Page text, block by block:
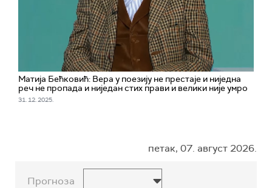
Матија Бећковић: Вера у поезију не престаје и ниједна
реч не пропада и ниједан стих прави и велики није умро
31. 12. 2025.
петак, 07. август 2026.
Прогноза